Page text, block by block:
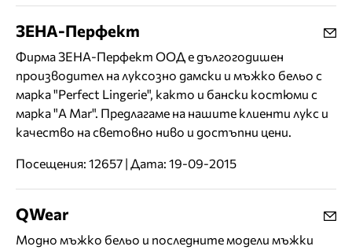
ЗЕНА-Перфект
Фирма ЗЕНА-Перфект ООД е дългогодишен
производител на луксозно дамски и мъжко бельо с
марка "Perfect Lingerie", както и бански костюми с
марка "A Mar". Предлагаме на нашите клиенти лукс и
качество на световно ниво и достъпни цени.
Посещения: 12657 | Дата: 19-09-2015
QWear
Модно мъжко бельо и последните модели мъжки